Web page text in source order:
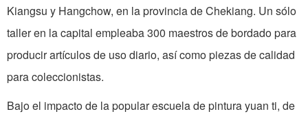
Kiangsu y Hangchow, en la provincia de Chekiang. Un sólo
taller en la capital empleaba 300 maestros de bordado para
producir artículos de uso diario, así como piezas de calidad
para coleccionistas.
Bajo el impacto de la popular escuela de pintura yuan ti, de